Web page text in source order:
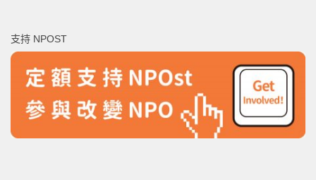
字:
支持 NPOST